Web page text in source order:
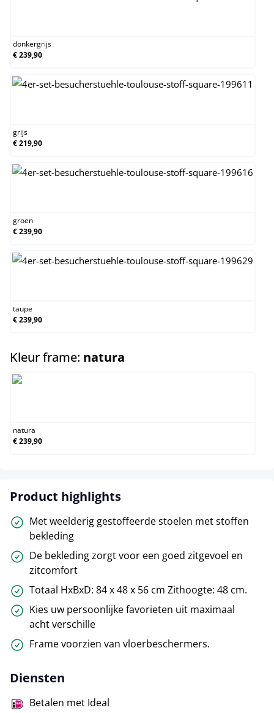
donkergrijs
€ 239,90
grijs
€ 219,90
groen
€ 239,90
taupe
€ 239,90
Kleur frame: natura
natura
€ 239,90
Product highlights
Met weelderig gestoffeerde stoelen met stoffen
bekleding
De bekleding zorgt voor een goed zitgevoel en
zitcomfort
Totaal HxBxD: 84 x 48 x 56 cm Zithoogte: 48 cm.
Kies uw persoonlijke favorieten uit maximaal
acht verschille
Frame voorzien van vloerbeschermers.
Diensten
Betalen met Ideal